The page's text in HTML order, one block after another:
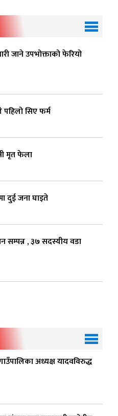
जाने उपभोक्ताको फेरियो
सिए फर्म
मृत फेला
दुई जना घाइते
, ३७ सदस्यीय वडा
अध्यक्ष यादवविरुद्ध